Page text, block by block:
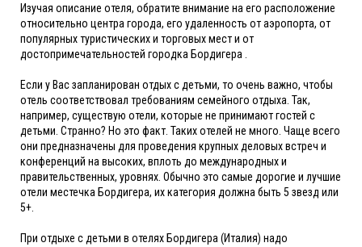
Изучая описание отеля, обратите внимание на его расположение
относительно центра города, его удаленность от аэропорта, от
популярных туристических и торговых мест и от
достопримечательностей городка Бордигера .
Если у Вас запланирован отдых с детьми, то очень важно, чтобы
отель соответствовал требованиям семейного отдыха. Так,
например, существую отели, которые не принимают гостей с
детьми. Странно? Но это факт. Таких отелей не много. Чаще всего
они предназначены для проведения крупных деловых встреч и
конференций на высоких, вплоть до международных и
правительственных, уровнях. Обычно это самые дорогие и лучшие
отели местечка Бордигера, их категория должна быть 5 звезд или
5+.
При отдыхе с детьми в отелях Бордигера (Италия) надо